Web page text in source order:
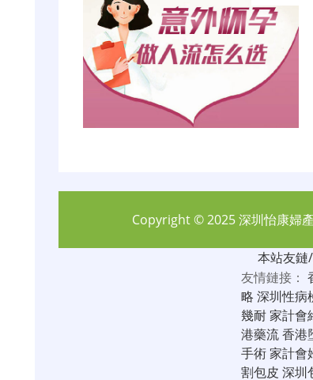
Copyright © 2025深圳怡康婦
本站友鏈
友情鏈接：
略 深圳性病
幾耐家計會
港藥流香港
手術家計會
割包皮 深圳